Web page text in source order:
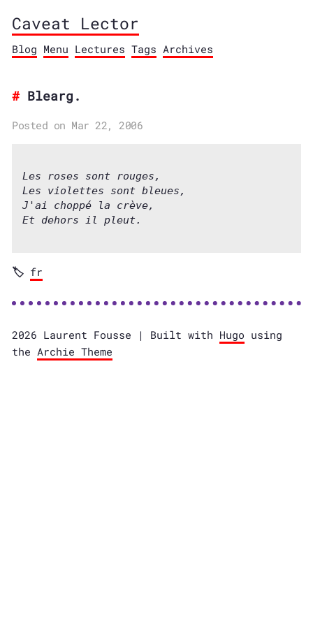
Caveat Lector
Blog Menu Lectures Tags Archives
Blearg.
Posted on Mar 22, 2006
Les roses sont rouges,
Les violettes sont bleues,
J'ai choppé la crève,
fr
2026 Laurent Fousse | Built with Hugo using
the Archie Theme